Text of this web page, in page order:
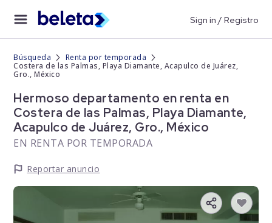
Sign in / Registro
Búsqueda
Renta por temporada
Costera de las Palmas, Playa Diamante, Acapulco de Juárez,
Gro., México
Hermoso departamento en renta en
Costera de las Palmas, Playa Diamante,
Acapulco de Juárez, Gro., México
EN RENTA POR TEMPORADA
Reportar anuncio